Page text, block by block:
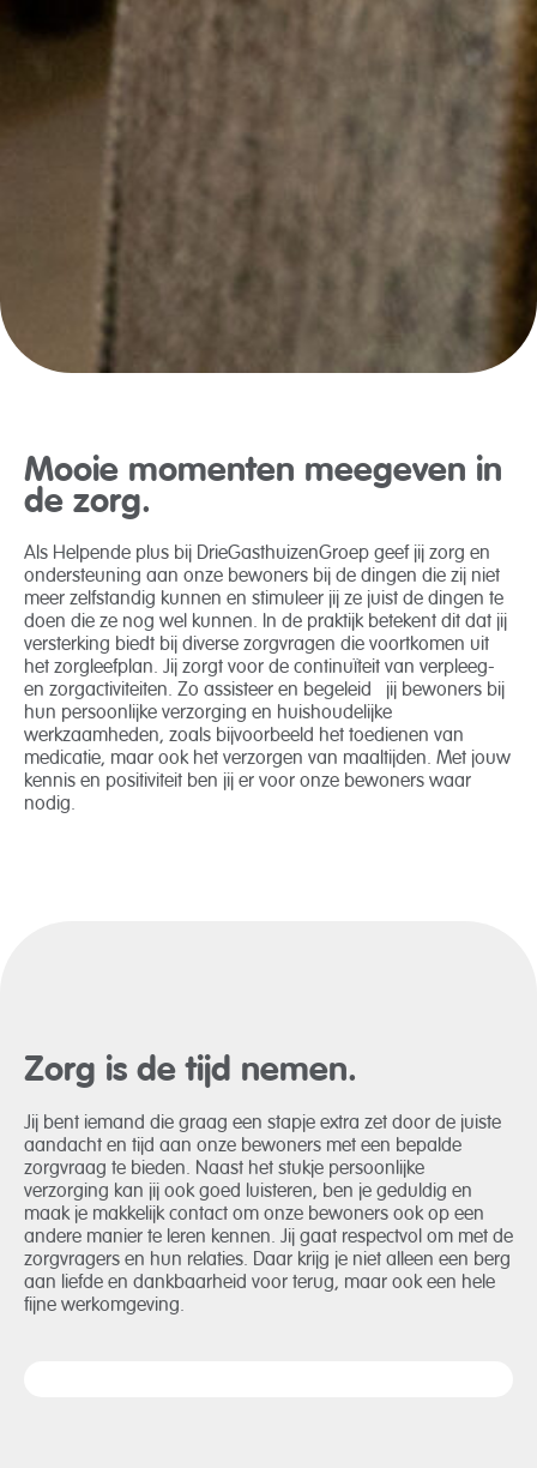
Mooie momenten meegeven in
de zorg.
Als Helpende plus bij DrieGasthuizenGroep geef jij zorg en
ondersteuning aan onze bewoners bij de dingen die zij niet
meer zelfstandig kunnen en stimuleer jij ze juist de dingen te
doen die ze nog wel kunnen. In de praktijk betekent dit dat jij
versterking biedt bij diverse zorgvragen die voortkomen uit
het zorgleefplan. Jij zorgt voor de continuïteit van verpleeg-
en zorgactiviteiten. Zo assisteer en begeleid jij bewoners bij
hun persoonlijke verzorging en huishoudelijke
werkzaamheden, zoals bijvoorbeeld het toedienen van
medicatie, maar ook het verzorgen van maaltijden. Met jouw
kennis en positiviteit ben jij er voor onze bewoners waar
nodig.
Zorg is de tijd nemen.
Jij bent iemand die graag een stapje extra zet door de juiste
aandacht en tijd aan onze bewoners met een bepalde
zorgvraag te bieden. Naast het stukje persoonlijke
verzorging kan jij ook goed luisteren, ben je geduldig en
maak je makkelijk contact om onze bewoners ook op een
andere manier te leren kennen. Jij gaat respectvol om met de
zorgvragers en hun relaties. Daar krijg je niet alleen een berg
aan liefde en dankbaarheid voor terug, maar ook een hele
fijne werkomgeving.